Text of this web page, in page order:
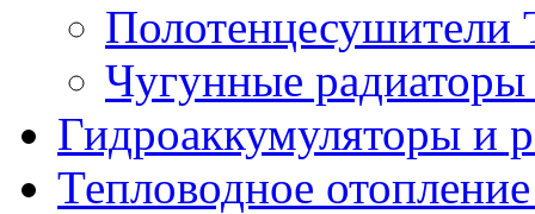
Чугунные
Гидроаккумуляторы и
Тепловодное